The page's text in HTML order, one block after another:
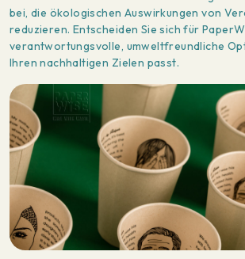
bei, die ökologischen Auswirkungen von
reduzieren. Entscheiden Sie sich für
verantwortungsvolle, umweltfreundliche
Ihren nachhaltigen Zielen passt.